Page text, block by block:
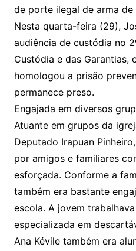
de porte ilegal de arma de
Nesta quarta-feira (29),
audiência de custódia no
Custódia e das Garantias,
homologou a prisão
permanece preso.
Engajada em diversos
Atuante em grupos da
Deputado Irapuan
por amigos e familiares
esforçada. Conforme a
também era bastante
escola. A jovem
especializada em
Ana Kévile também era